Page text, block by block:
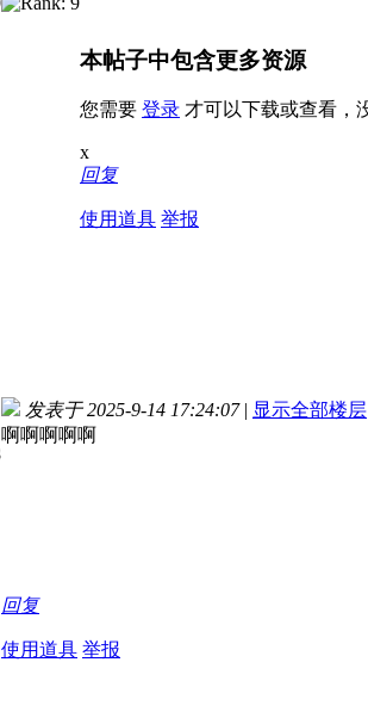
本帖子中包含更多资源
您需要 登录 才可以下载或查看，
x
回复
使用道具 举报
发表于 2025-9-14 17:24:07 | 显示全部楼层
啊啊啊啊啊
回复
使用道具 举报